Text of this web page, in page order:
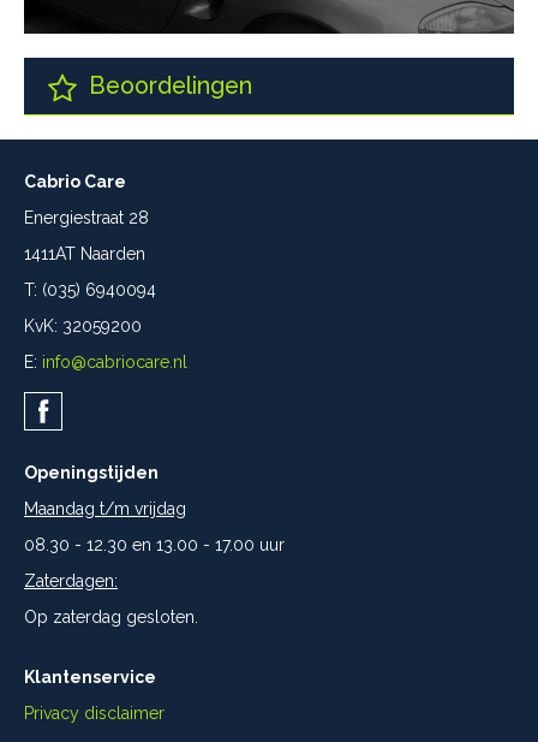
Beoordelingen
Cabrio Care
Energiestraat 28
1411AT Naarden
T: (035) 6940094
KvK: 32059200
E: info@cabriocare.nl
Openingstijden
Maandag t/m vrijdag
08.30 - 12.30 en 13.00 - 17.00 uur
Zaterdagen:
Op zaterdag gesloten.
Klantenservice
Privacy disclaimer